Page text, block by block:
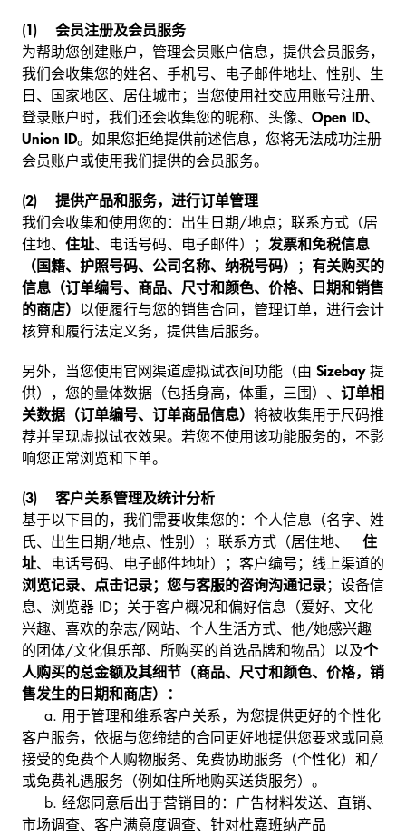
(1) 会员注册及会员服务
为帮助您创建账户，管理会员账户信息，提供会员服务，
我们会收集您的姓名、手机号、电子邮件地址、性别、生
日、国家地区、居住城市；当您使用社交应用账号注册、
登录账户时，我们还会收集您的昵称、头像、 Open ID、
Union ID。如果您拒绝提供前述信息，您将无法成功注册
会员账户或使用我们提供的会员服务。
(2) 提供产品和服务，进行订单管理
我们会收集和使用您的：出生日期/地点；联系方式（居
住地、 住址、电话号码、电子邮件）； 发票和免税信息
（国籍、护照号码、公司名称、纳税号码）
； 有关购买的
信息（订单编号、商品、尺寸和颜色、价格、日期和销售
的商店） 以便履行与您的销售合同，管理订单，进行会计
核算和履行法定义务，提供售后服务。
另外，当您使用官网渠道虚拟试衣间功能（由 Sizebay提
供），您的量体数据（包括身高，体重，三围）、 订单相
关数据（订单编号、订单商品信息） 将被收集用于尺码推
荐并呈现虚拟试衣效果。若您不使用该功能服务的，不影
响您正常浏览和下单。
(3) 客户关系管理及统计分析
基于以下目的，我们需要收集您的：个人信息（名字、姓
氏、出生日期/地点、性别）；联系方式（居住地、 住
址、电话号码、电子邮件地址）；客户编号；线上渠道的
浏览记录、点击记录；您与客服的咨询沟通记录；设备信
息、浏览器 ID；关于客户概况和偏好信息（爱好、文化
兴趣、喜欢的杂志/网站、个人生活方式、他/她感兴趣
的团体/文化俱乐部、所购买的首选品牌和物品）以及个
人购买的总金额及其细节（商品、尺寸和颜色、价格，销
售发生的日期和商店）：
a. 用于管理和维系客户关系，为您提供更好的个性化
客户服务，依据与您缔结的合同更好地提供您要求或同意
接受的免费个人购物服务、免费协助服务（个性化）和/
或免费礼遇服务（例如住所地购买送货服务）。
b. 经您同意后出于营销目的：广告材料发送、直销、
市场调查、客户满意度调查、针对杜嘉班纳产品